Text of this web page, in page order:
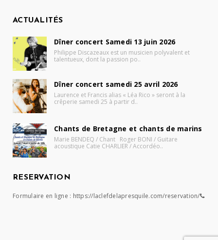
ACTUALITÉS
Dîner concert Samedi 13 juin 2026
Philippe Discazeaux est un musicien polyvalent et
talentueux, dont la passion po..
Dîner concert samedi 25 avril 2026
Laurence et Francis alias « Léa Rico » seront à la
crêperie samedi 25 à partir d..
Chants de Bretagne et chants de marins
Marie BENDEQ / Chant Roger BONI / Guitare
acoustique Catie CHARLIER / Accordéo..
RESERVATION
Formulaire en ligne : https://laclefdelapresquile.com/reservation/